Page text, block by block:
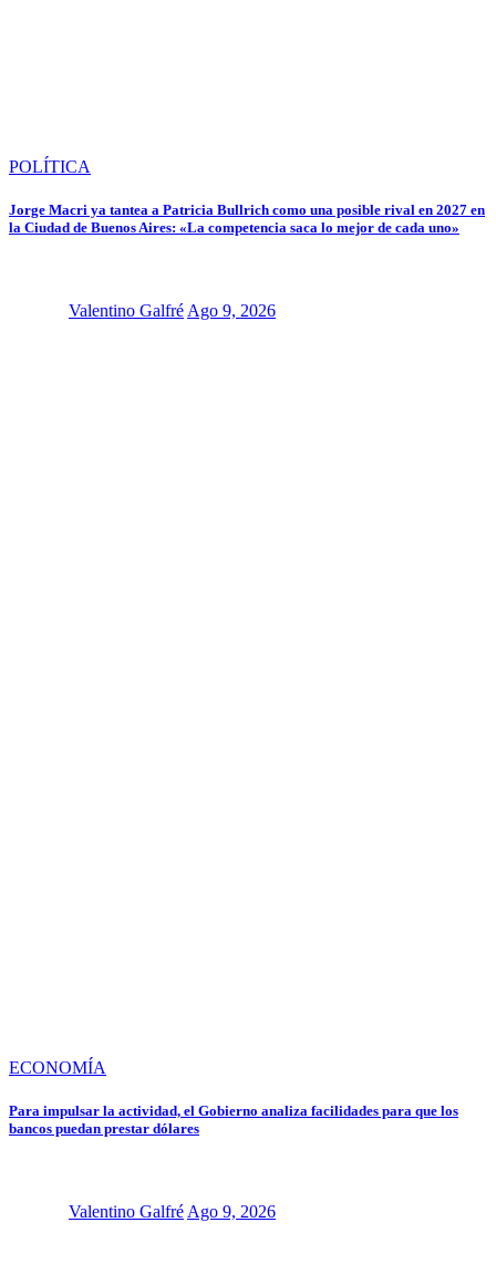
POLÍTICA
Jorge Macri ya tantea a Patricia Bullrich como una posible rival en 2027 en
la Ciudad de Buenos Aires: «La competencia saca lo mejor de cada uno»
Valentino Galfré Ago 9, 2026
ECONOMÍA
Para impulsar la actividad, el Gobierno analiza facilidades para que los
bancos puedan prestar dólares
Valentino Galfré Ago 9, 2026